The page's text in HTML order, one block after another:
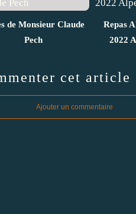
de Monsieur Claude
Pech
Repas
2022
cet article
Ajouter un commentaire